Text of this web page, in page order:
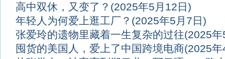
高中双休，又变了？ (2025年5月12日)
年轻人为何爱上逛工厂？ (2025年5月7日)
张爱玲的遗物里藏着一生复杂的过往(2025
囤货的美国人，爱上了中国跨境电商(2025